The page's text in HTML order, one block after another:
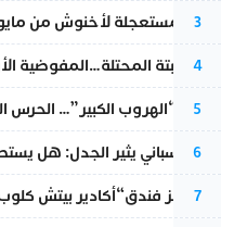
3
عودة مستعجلة لأخنوش من
4
أزمة سبتة المحتلة…المفوضية
5
عملية “الهروب الكبير”… الحرس
6
تقرير إسباني يثير الجدل: هل
7
أزمة تهز فندق“أكادير بيتش